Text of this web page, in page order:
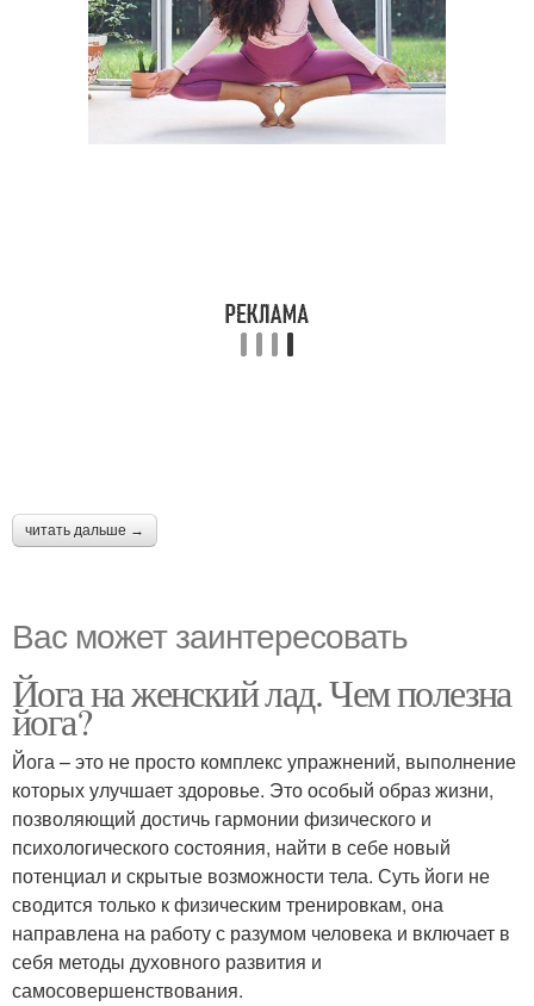
читать дальше →
Вас может заинтересовать
Йога на женский лад. Чем полезна
йога?
Йога – это не просто комплекс упражнений, выполнение
которых улучшает здоровье. Это особый образ жизни,
позволяющий достичь гармонии физического и
психологического состояния, найти в себе новый
потенциал и скрытые возможности тела. Суть йоги не
сводится только к физическим тренировкам, она
направлена на работу с разумом человека и включает в
себя методы духовного развития и
самосовершенствования.